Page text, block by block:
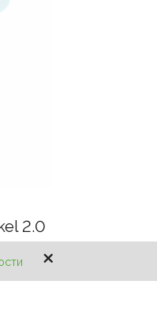
2.0
×